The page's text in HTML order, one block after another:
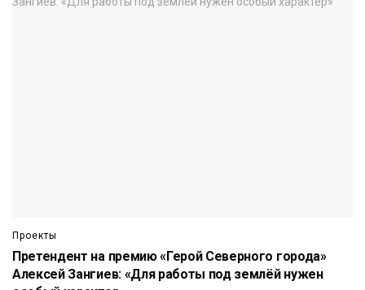
Проекты
Претендент на премию «Герой Северного города»
Алексей Зангиев: «Для работы под землёй нужен